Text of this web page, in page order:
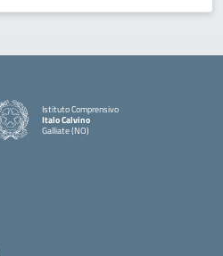
Istituto Comprensivo
Italo Calvino
Galliate (NO)